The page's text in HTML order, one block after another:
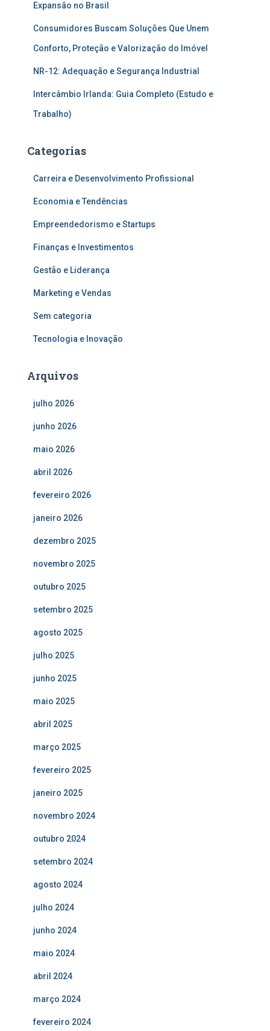
Expansão no Brasil
Consumidores Buscam Soluções Que Unem
Conforto, Proteção e Valorização do Imóvel
NR-12: Adequação e Segurança Industrial
Intercâmbio Irlanda: Guia Completo (Estudo e
Trabalho)
Categorias
Carreira e Desenvolvimento Profissional
Economia e Tendências
Empreendedorismo e Startups
Finanças e Investimentos
Gestão e Liderança
Marketing e Vendas
Sem categoria
Tecnologia e Inovação
Arquivos
julho 2026
junho 2026
maio 2026
abril 2026
fevereiro 2026
janeiro 2026
dezembro 2025
novembro 2025
outubro 2025
setembro 2025
agosto 2025
julho 2025
junho 2025
maio 2025
abril 2025
março 2025
fevereiro 2025
janeiro 2025
novembro 2024
outubro 2024
setembro 2024
agosto 2024
julho 2024
junho 2024
maio 2024
abril 2024
março 2024
fevereiro 2024